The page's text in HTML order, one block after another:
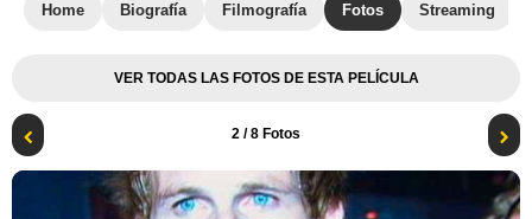
Home Biografía Filmografía Fotos Streaming
VER TODAS LAS FOTOS DE ESTA PELÍCULA
2 / 8 Fotos